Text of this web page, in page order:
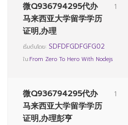
微Q936794295代办
马来西亚大学留学学历
证明,办理
เริ่มต้นโดย: SDFDFGDFGFG02
ใน:From Zero To Hero With Nodejs
1
微Q936794295代办
马来西亚大学留学学历
证明,办理彭亨
1